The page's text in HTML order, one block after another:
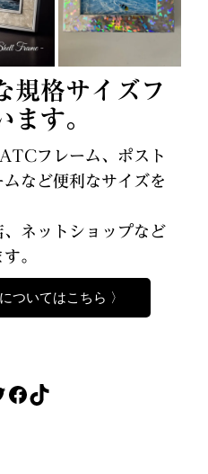
規格サイズフ
ます。
フレーム、ポスト
など便利なサイズを
ネットショップなど
。
ついてはこちら 〉
Facebook
TikTok